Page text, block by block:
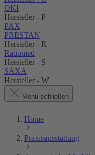
OKI
Hersteller - P
PAX
PRESTAN
Hersteller - R
Ratiomed
Hersteller - S
SAXA
Hersteller - W
Menü schließen
Home
Praxisausstattung